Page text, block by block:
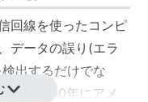
回線を使ったコンピ
データの誤り(エラ
出するだけでな
る。1950年にアメ